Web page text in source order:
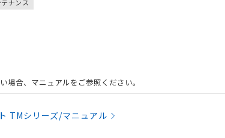
テナンス
場合、マニュアルをご参照ください。
TMシリーズ/マニュアル